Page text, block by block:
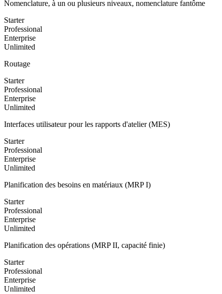
Nomenclature, à un ou plusieurs niveaux, nomenclature fantôme
Starter
Professional
Enterprise
Unlimited
Routage
Starter
Professional
Enterprise
Unlimited
Interfaces utilisateur pour les rapports d'atelier (MES)
Starter
Professional
Enterprise
Unlimited
Planification des besoins en matériaux (MRP I)
Starter
Professional
Enterprise
Unlimited
Planification des opérations (MRP II, capacité finie)
Starter
Professional
Enterprise
Unlimited